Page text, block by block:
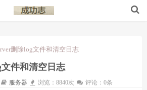
删除log文件和清空日志
件和清空日志
服务器 浏览：8840次 评论：0条